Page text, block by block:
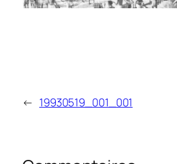
← 19930519_001_001